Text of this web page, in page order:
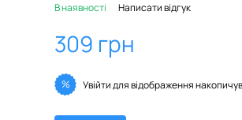
В наявності Написати відгук
309 грн
% Увійтидля відображення